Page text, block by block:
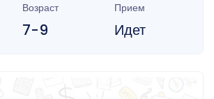
Возраст
7-9
Прием
Идет